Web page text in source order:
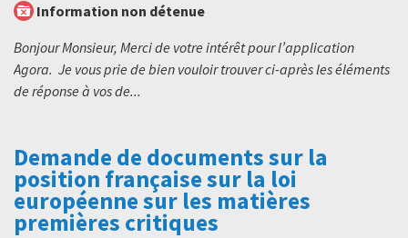
Information non détenue
Bonjour Monsieur, Merci de votre intérêt pour l’application
Agora. Je vous prie de bien vouloir trouver ci-après les éléments
de réponse à vos de...
Demande de documents sur la
position française sur la loi
européenne sur les matières
premières critiques